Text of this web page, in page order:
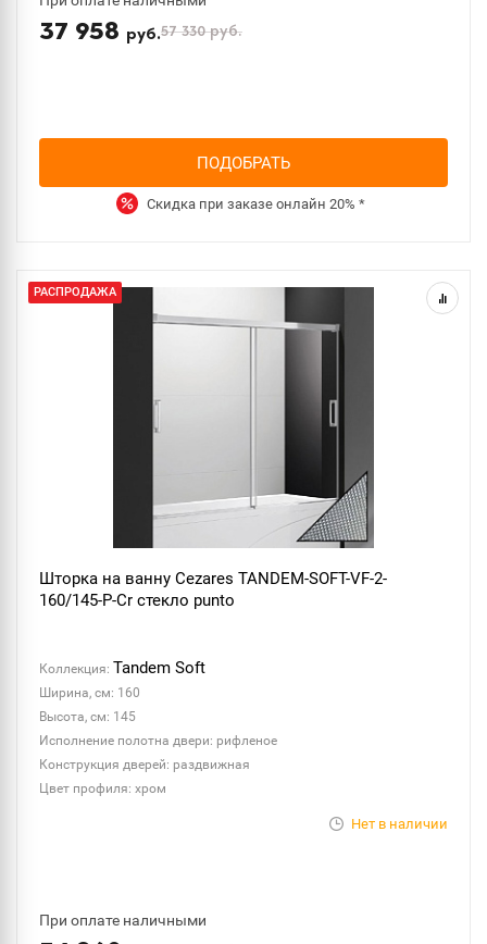
37 958 руб.57 330руб.
ПОДОБРАТЬ
Скидка при заказе онлайн 20% *
РАСПРОДАЖА
Шторка на ванну Cezares TANDEM-SOFT-VF-2-
160/145-P-Cr стекло punto
Коллекция: Tandem Soft
Ширина, см: 160
Высота, см: 145
Исполнение полотна двери: рифленое
Конструкция дверей: раздвижная
Цвет профиля: хром
Нет в наличии
При оплате наличными